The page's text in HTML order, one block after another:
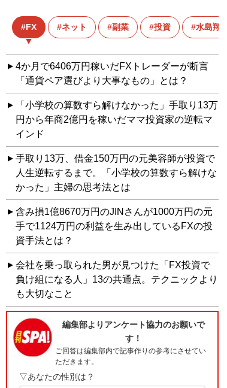
FX ネット 副業 投資 水島翔
4か月で6406万円稼いだFXトレーダーが断言
「通貨ペア選びより大事なもの」とは？
「小学校の算数すら解けなかった」手取り13万
円から年商2億円を稼いだママ投資家の逆転マ
インド
手取り13万、借金150万円の元美容師が投資で
人生逆転するまで。「小学校の算数すら解けな
かった」主婦の思考法とは
含み損1億8670万円のJINさんが1000万円の元
手で1124万円の利益を生み出しているFXの投
資手法とは？
会社を乗っ取られた男が見つけた「FX投資で
負け組になる人」13の共通点。テクニックより
も大切なこと